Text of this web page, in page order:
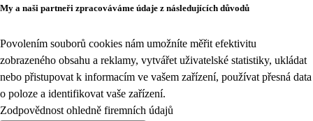
My a naši partneři zpracováváme údaje z následujících důvodů
Povolením souborů cookies nám umožníte měřit efektivitu
zobrazeného obsahu a reklamy, vytvářet uživatelské statistiky, ukládat
nebo přistupovat k informacím ve vašem zařízení, používat přesná data
o poloze a identifikovat vaše zařízení.
Zodpovědnost ohledně firemních údajů